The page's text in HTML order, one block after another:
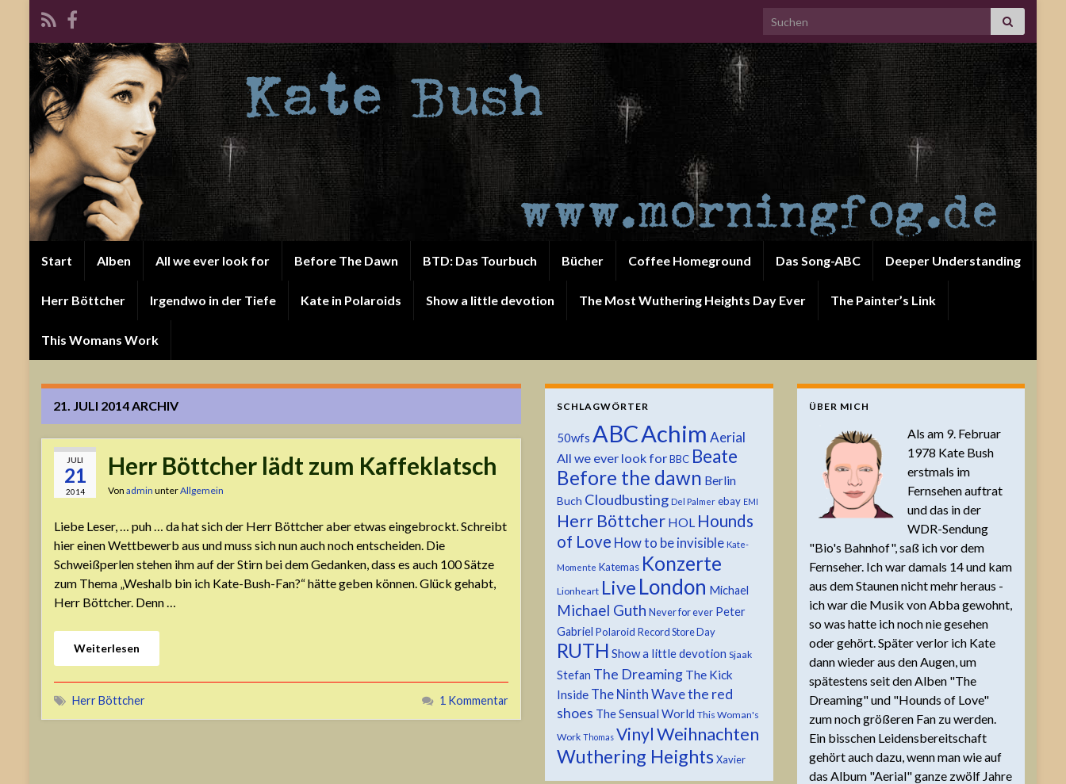
Search for:
Start Alben All we ever look for Before The Dawn BTD: Das Tourbuch Bücher Coffee Homeground Das Song-ABC Deeper Understanding
Herr Böttcher Irgendwo in der Tiefe Kate in Polaroids Show a little devotion The Most Wuthering Heights Day Ever The Painter’s Link
This Womans Work
21. JULI 2014ARCHIV
JULI
21
2014
Herr Böttcher lädt zum Kaffeklatsch
Von admin unterAllgemein
Liebe Leser, … puh … da hat sich der Herr Böttcher aber etwas eingebrockt. Schreibt
hier einen Wettbewerb aus und muss sich nun auch noch entscheiden. Die
Schweißperlen stehen ihm auf der Stirn bei dem Gedanken, dass es auch 100 Sätze
zum Thema „Weshalb bin ich Kate-Bush-Fan?“ hätte geben können. Glück gehabt,
Herr Böttcher. Denn …
Weiterlesen
Herr Böttcher 1 Kommentar
SCHLAGWÖRTER
50wfs ABCAchim Aerial
All we ever look forBBC Beate
Before the dawn Berlin
Buch Cloudbusting Del Palmer ebay EMI
Herr Böttcher HOL Hounds
of Love How to be invisible Kate-
Momente Katemas Konzerte
Lionheart Live London Michael
Michael Guth Never for ever Peter
Gabriel Polaroid Record Store Day
RUTH Show a little devotion Sjaak
Stefan The Dreaming The Kick
Inside The Ninth Wavethe red
shoes The Sensual World This Woman's
Work Thomas VinylWeihnachten
Wuthering Heights Xavier
ÜBER MICH
Als am 9. Februar
1978 Kate Bush
erstmals im
Fernsehen auftrat
und das in der
WDR-Sendung
"Bio's Bahnhof", saß ich vor dem
Fernseher. Ich war damals 14 und kam
aus dem Staunen nicht mehr heraus -
ich war die Musik von Abba gewohnt,
so was hatte ich noch nie gesehen
oder gehört. Später verlor ich Kate
dann wieder aus den Augen, um
spätestens seit den Alben "The
Dreaming" und "Hounds of Love"
zum noch größeren Fan zu werden.
Ein bisschen Leidensbereitschaft
gehört auch dazu, wenn man wie auf
das Album "Aerial" ganze zwölf Jahre